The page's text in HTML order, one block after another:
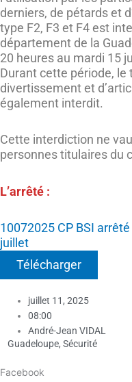
derniers, de pétards et
type F2, F3 et F4 est
département de la
20 heures au mardi 15
Durant cette période, le
divertissement et
également interdit.
Cette interdiction ne
personnes titulaires du
L’arrêté :
10072025 CP BSI
juillet
Télécharger
juillet 11, 2025
08:00
André-Jean VIDAL
Guadeloupe, Sécurité
Facebook